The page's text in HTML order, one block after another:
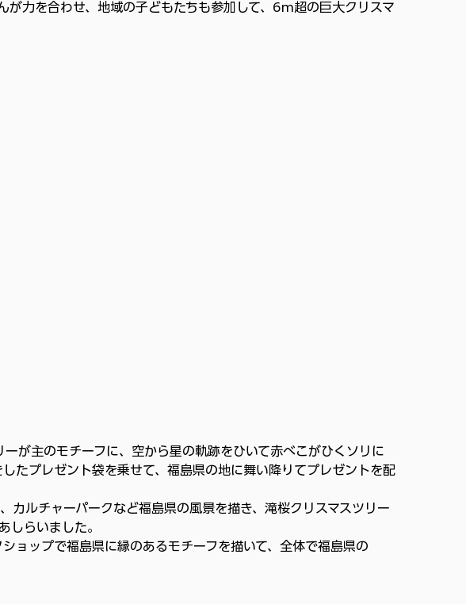
が力を合わせ、地域の子どもたちも参加して、6m超の巨大クリスマ
が主のモチーフに、空から星の軌跡をひいて赤べこがひくソリに
たプレゼント袋を乗せて、福島県の地に舞い降りてプレゼントを配
カルチャーパークなど福島県の風景を描き、滝桜クリスマスツリー
しらいました。
ョップで福島県に縁のあるモチーフを描いて、全体で福島県の